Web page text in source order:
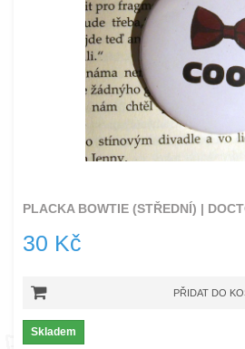
PLACKA BOWTIE (STŘEDNÍ) |
30 Kč
PŘIDAT DO
Skladem